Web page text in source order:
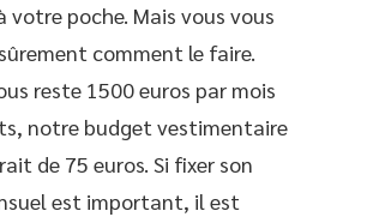
votre poche. Mais vous vous
comment le faire.
reste 1500 euros par mois
notre budget vestimentaire
de 75 euros. Si fixer son
est important, il est